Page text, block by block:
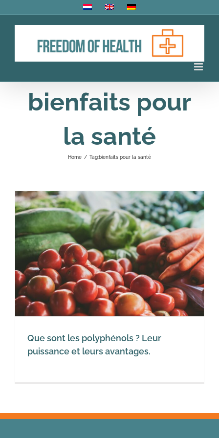
to
bienfaits pour
la santé
Home / Tag:bienfaits pour la santé
Que sont les polyphénols ? Leur
puissance et leurs avantages.